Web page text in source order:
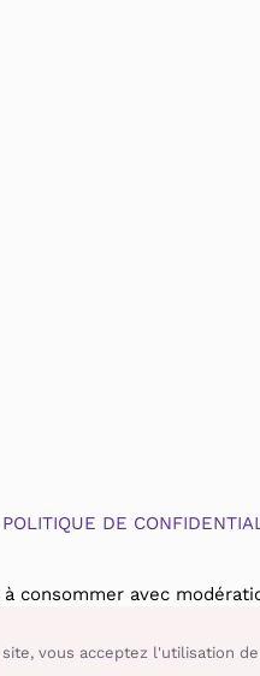
POLITIQUE DE
à consommer avec
| par Wopé
vous acceptez l'utilisation